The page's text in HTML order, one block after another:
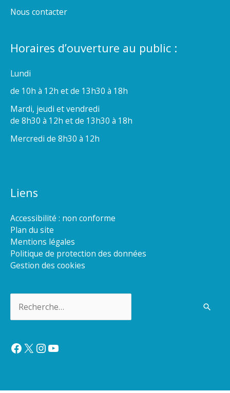
Nous contacter
Horaires d’ouverture au public :
Lundi
de 10h à 12h et de 13h30 à 18h
Mardi, jeudi et vendredi
de 8h30 à 12h et de 13h30 à 18h
Mercredi de 8h30 à 12h
Liens
Accessibilité : non conforme
Plan du site
Mentions légales
Politique de protection des données
Gestion des cookies
Facebook
X Instagram
YouTube